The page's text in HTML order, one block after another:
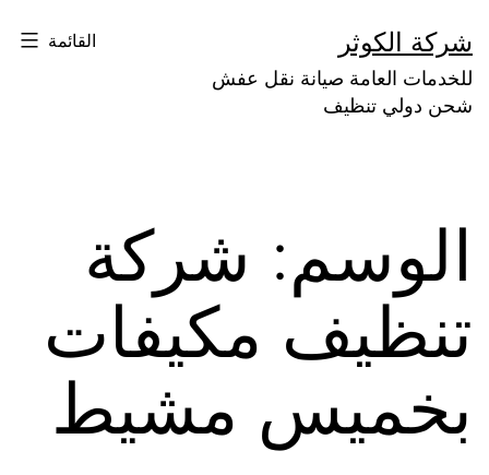
إلى
المحتوى
شركة الكوثر
للخدمات العامة صيانة نقل عفش
شحن دولي تنظيف
القائمة
الوسم: شركة
تنظيف مكيفات
بخميس مشيط